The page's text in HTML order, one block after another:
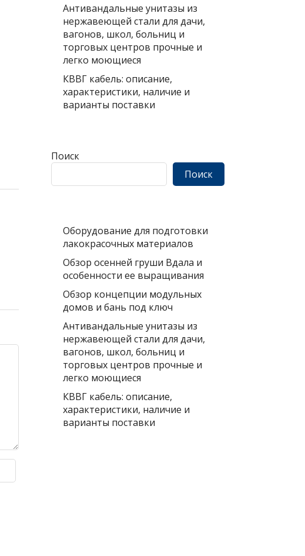
Антивандальные унитазы из
нержавеющей стали для дачи,
вагонов, школ, больниц и
торговых центров прочные и
легко моющиеся
КВВГ кабель: описание,
характеристики, наличие и
варианты поставки
Поиск
Поиск
Оборудование для подготовки
лакокрасочных материалов
Обзор осенней груши Вдала и
особенности ее выращивания
Обзор концепции модульных
домов и бань под ключ
Антивандальные унитазы из
нержавеющей стали для дачи,
вагонов, школ, больниц и
торговых центров прочные и
легко моющиеся
КВВГ кабель: описание,
характеристики, наличие и
варианты поставки